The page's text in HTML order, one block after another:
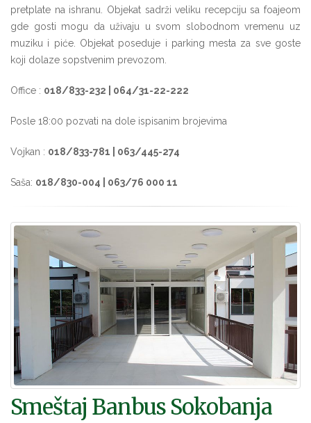
pretplate na ishranu. Objekat sadrži veliku recepciju sa foajeom
gde gosti mogu da uživaju u svom slobodnom vremenu uz
muziku i piće. Objekat poseduje i parking mesta za sve goste
koji dolaze sopstvenim prevozom.
Office : 018/833-232 | 064/31-22-222
Posle 18:00 pozvati na dole ispisanim brojevima
Vojkan : 018/833-781 | 063/445-274
Saša: 018/830-004 | 063/76 000 11
Smeštaj Banbus Sokobanja